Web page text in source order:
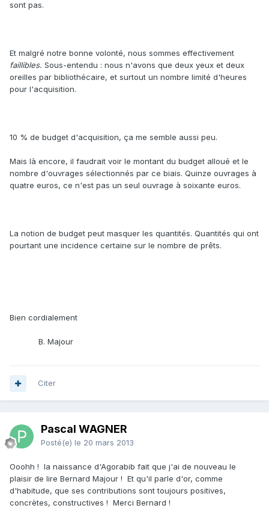
sont pas.
Et malgré notre bonne volonté, nous sommes effectivement
faillibles. Sous-entendu : nous n'avons que deux yeux et deux
oreilles par bibliothécaire, et surtout un nombre limité d'heures
pour l'acquisition.
10 % de budget d'acquisition, ça me semble aussi peu.
Mais là encore, il faudrait voir le montant du budget alloué et le
nombre d'ouvrages sélectionnés par ce biais. Quinze ouvrages à
quatre euros, ce n'est pas un seul ouvrage à soixante euros.
La notion de budget peut masquer les quantités. Quantités qui ont
pourtant une incidence certaine sur le nombre de prêts.
Bien cordialement
B. Majour
Citer
Pascal WAGNER
Posté(e) le 20 mars 2013
Ooohh ! la naissance d'Agorabib fait que j'ai de nouveau le
plaisir de lire Bernard Majour ! Et qu'il parle d'or, comme
d'habitude, que ses contributions sont toujours positives,
concrètes, constructives ! Merci Bernard !